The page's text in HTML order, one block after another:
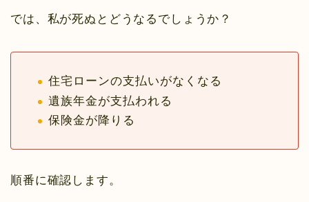
では、私が死ぬとどうなるでしょうか？
住宅ローンの支払いがなくなる
遺族年金が支払われる
保険金が降りる
順番に確認します。